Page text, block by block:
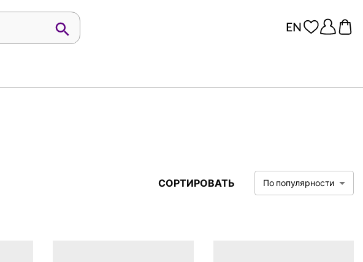
СОРТИРОВАТЬ По популярности